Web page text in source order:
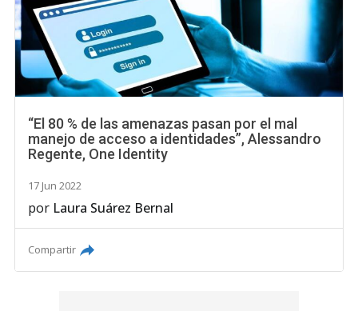
“El 80 % de las amenazas pasan por el mal
manejo de acceso a identidades”, Alessandro
Regente, One Identity
17 Jun 2022
por Laura Suárez Bernal
Compartir